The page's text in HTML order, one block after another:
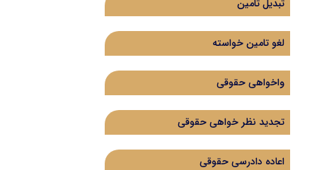
تبدیل تامین
لغو تامین خواسته
واخواهی حقوقی
تجدید نظر خواهی حقوقی
اعاده دادرسی حقوقی